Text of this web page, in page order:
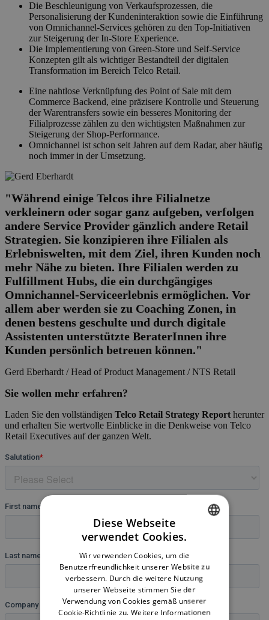
Die Beschleunigung von Verkaufsprozessen, die
Personalisierung der Kundeninteraktion sowie die Einführung
von Omnichannel-Services gehören zu den Top-Initiativen
zur Steigerung der In-Store Experience.
Die Implementierung von Green-Store und Self-Service
Konzepten gilt als wichtiger Bestandteil der digitalen
Transformation im Bereich Telco Retail.
Eine nahtlose Verknüpfung des Point of Sale mit dem
Commerce Backend, eine präzisere Kontrolle und Steuerung
der Warentransfers sowie ein besseres Monitoring der
Filialprozesse zählen zu den wichtigsten Maßnahmen zur
Steigerung der Shop-Performance.
Omnichannel ist schon seit Jahren auf dem Radar, aber häufig
noch immer in der Umsetzung.
"Während einige Telcos ihre Filialnetze
verkleinern oder sogar ganz aufgeben, verfolgen
andere Service Provider gänzlich andere Retail
Strategien. Sie konzipieren ihre Filialen als
Erlebniswelten, mit dem Ziel, ihren Kunden noch
mehr Nähe zu bieten. Ihre Filialen werden zu
Fulfillment Hubs, die ein durchgängiges
Omnichannel-Serviceerlebnis ermöglichen. Vor
allem aber werden sie zu Coaching Zonen, in
denen bestens geschulte und durch digitale
Assistenten unterstützte BeraterInnen ihre
Kunden persönlich betreuen können."
Gerd Eberhardt / Head of Product Management / NTS Retail
Sie wollen mehr erfahren?
Laden Sie den vollständigen Telco Retail Strategy Report herunter
und erhalten Sie wertvolle Einblicke in die Denkweise von Telco
Retail Executives auf der ganzen Welt.
ENGLISH
GERMAN
Diese Webseite
verwendet Cookies.
Wir verwenden Cookies, um die
Benutzerfreundlichkeit unserer Website zu
verbessern. Durch die weitere Nutzung
unserer Webseite stimmen Sie der
Verwendung von Cookies gemäß unserer
Cookie-Richtlinie zu. Weitere Informationen